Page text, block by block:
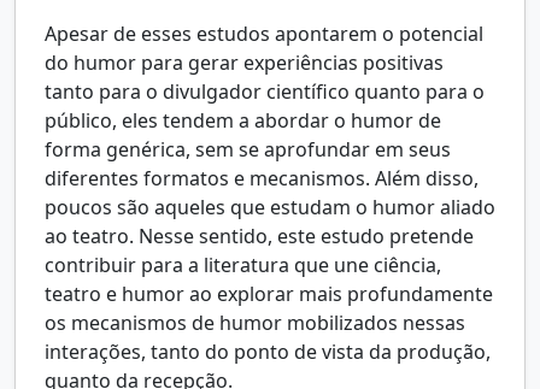
Apesar de esses estudos apontarem o potencial
do humor para gerar experiências positivas
tanto para o divulgador científico quanto para o
público, eles tendem a abordar o humor de
forma genérica, sem se aprofundar em seus
diferentes formatos e mecanismos. Além disso,
poucos são aqueles que estudam o humor aliado
ao teatro. Nesse sentido, este estudo pretende
contribuir para a literatura que une ciência,
teatro e humor ao explorar mais profundamente
os mecanismos de humor mobilizados nessas
interações, tanto do ponto de vista da produção,
quanto da recepção.